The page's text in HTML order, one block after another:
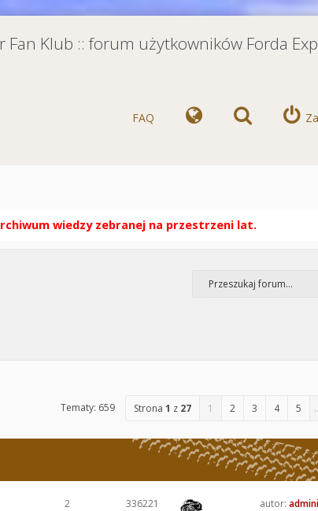
Fan Klub :: forum użytkowników Forda
FAQ
wiedzy zebranej na przestrzeni lat.
Tematy: 659 Strona 1 z 27 1 2 3 4 5
2
336221
autor: